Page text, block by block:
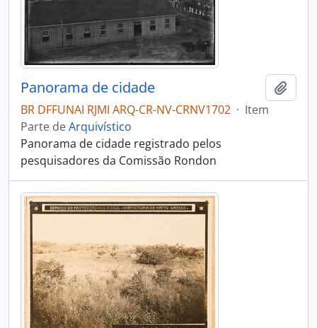
Panorama de cidade
BR DFFUNAI RJMI ARQ-CR-NV-CRNV1702 · Item
Parte deArquivístico
Panorama de cidade registrado pelos
pesquisadores da Comissão Rondon